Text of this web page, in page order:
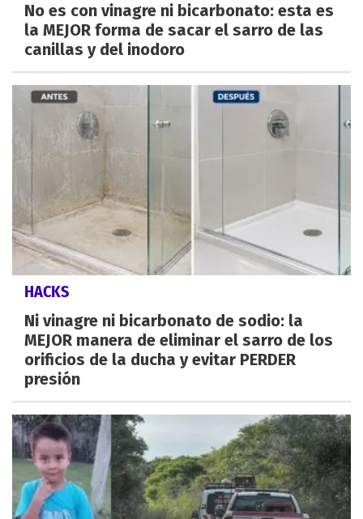
No es con vinagre ni bicarbonato: esta es
la MEJOR forma de sacar el sarro de las
canillas y del inodoro
HACKS
Ni vinagre ni bicarbonato de sodio: la
MEJOR manera de eliminar el sarro de los
orificios de la ducha y evitar PERDER
presión